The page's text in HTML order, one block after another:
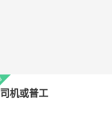
司机或普工